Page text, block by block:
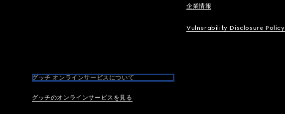
企業情報
Vulnerability Disclosure Policy
グッチ オンラインサービスについて
グッチのオンラインサービスを見る